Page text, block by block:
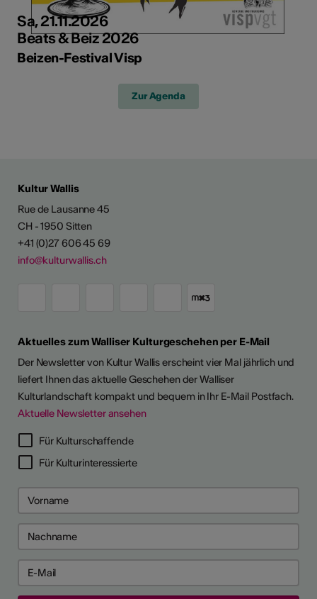
Sa, 21.11.2026
Beats & Beiz 2026
Beizen-Festival Visp
Zur Agenda
Kultur Wallis
Rue de Lausanne 45
CH - 1950 Sitten
+41 (0)27 606 45 69
info@kulturwallis.ch
Aktuelles zum Walliser Kulturgeschehen per E-Mail
Der Newsletter von Kultur Wallis erscheint vier Mal jährlich und
liefert Ihnen das aktuelle Geschehen der Walliser
Kulturlandschaft kompakt und bequem in Ihr E-Mail Postfach.
Aktuelle Newsletter ansehen
Für Kulturschaffende
Für Kulturinteressierte